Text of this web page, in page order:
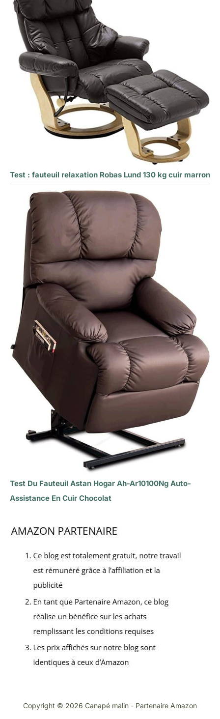
Test : fauteuil relaxation Robas Lund 130 kg cuir marron
Test Du Fauteuil Astan Hogar Ah-Ar10100Ng Auto-
Assistance En Cuir Chocolat
Copyright © 2026 Canapé malin - Partenaire Amazon